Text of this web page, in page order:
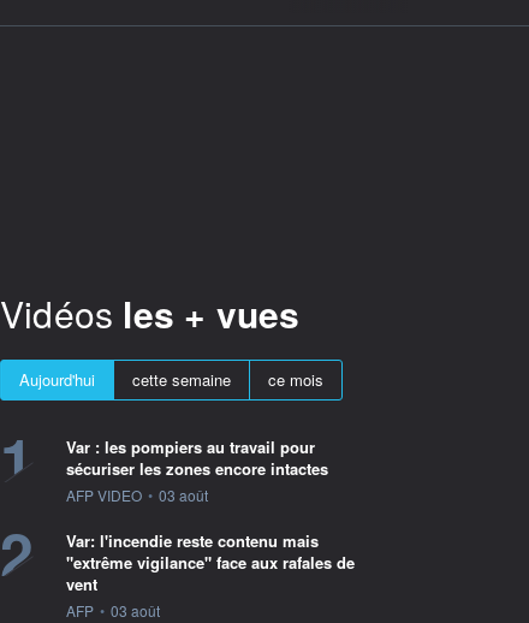
Vidéos les + vues
Aujourd'hui cette semaine ce mois
1
Var : les pompiers au travail pour
sécuriser les zones encore intactes
information fournie par
AFP VIDEO • 03 août
2
Var: l'incendie reste contenu mais
"extrême vigilance" face aux rafales de
vent
information fournie par
AFP • 03 août